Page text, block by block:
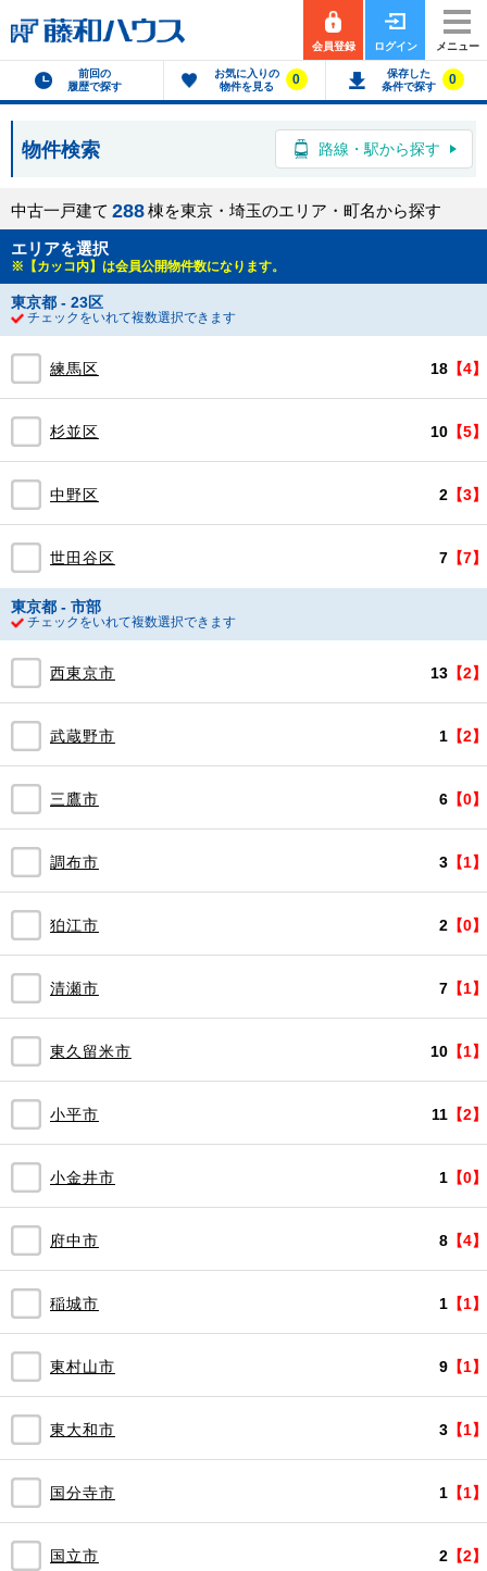
会員登録 ログイン メニュー
前回の
履歴で探す
お気に入りの
物件を見る
0
保存した
条件で探す
0
物件検索 路線・駅から探す
中古一戸建て 288棟を東京・埼玉のエリア・町名から探す
エリアを選択
※【カッコ内】は会員公開物件数になります。
東京都 - 23区
チェックをいれて複数選択できます
練馬区 【4】
18
杉並区 【5】
10
中野区 【3】
2
世田谷区 【7】
7
東京都 - 市部
チェックをいれて複数選択できます
西東京市 【2】
13
武蔵野市 【2】
1
三鷹市 【0】
6
調布市 【1】
3
狛江市 【0】
2
清瀬市 【1】
7
東久留米市 【1】
10
小平市 【2】
11
小金井市 【0】
1
府中市 【4】
8
稲城市 【1】
1
東村山市 【1】
9
東大和市 【1】
3
国分寺市 【1】
1
国立市 【2】
2